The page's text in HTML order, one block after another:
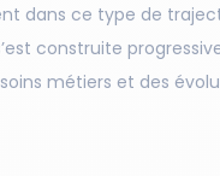
dans ce type de
construite
métiers et des